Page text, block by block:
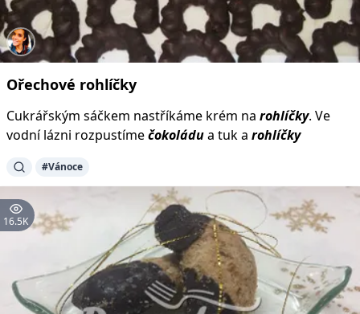
Ořechové rohlíčky
Cukrářským sáčkem nastříkáme krém na rohlíčky. Ve
vodní lázni rozpustímečokoládua tuk a rohlíčky
#Vánoce
16.5K